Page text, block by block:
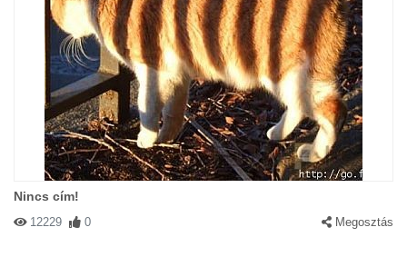
Nincs cím!
12229 0 Megosztás